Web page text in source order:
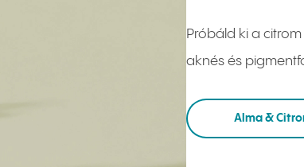
Próbáld ki a
aknés és
Alma &